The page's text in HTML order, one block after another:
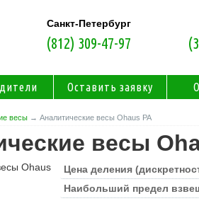
весы → Аналитические весы Ohaus PA
весы
Цена деления
Наибольший предел
Санкт-Петербург
(812) 309-47-97
Оставить заявку